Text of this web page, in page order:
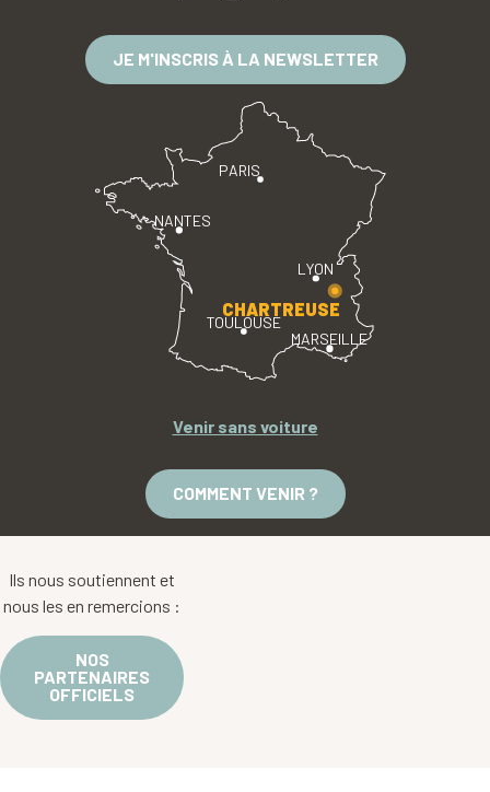
JE M'INSCRIS À LA NEWSLETTER
PARIS
LYON
TOULOUSE
MARSEILLE
NANTES
CHARTREUSE
Venir sans voiture
COMMENT VENIR ?
Ils nous soutiennent et
nous les en remercions :
NOS
PARTENAIRES
OFFICIELS